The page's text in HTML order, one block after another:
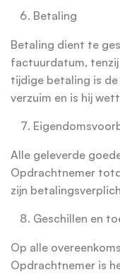
Betaling
Betaling dient te
factuurdatum, tenzij
tijdige betaling is
verzuim en is hij
Alle geleverde
Opdrachtnemer
zijn
Geschillen en
Op alle
Opdrachtnemer is